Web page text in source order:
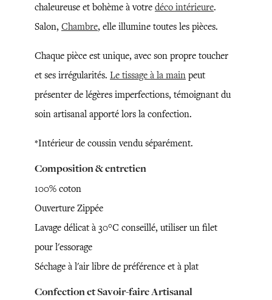
chaleureuse et bohème à votre déco intérieure.
Salon, Chambre, elle illumine toutes les pièces.
Chaque pièce est unique, avec son propre toucher
et ses irrégularités. Le tissage à la main peut
présenter de légères imperfections, témoignant du
soin artisanal apporté lors la confection.
*Intérieur de coussin vendu séparément.
Composition & entretien
100% coton
Ouverture Zippée
Lavage délicat à 30°C conseillé, utiliser un filet
pour l'essorage
Séchage à l'air libre de préférence et à plat
Confection et Savoir-faire Artisanal